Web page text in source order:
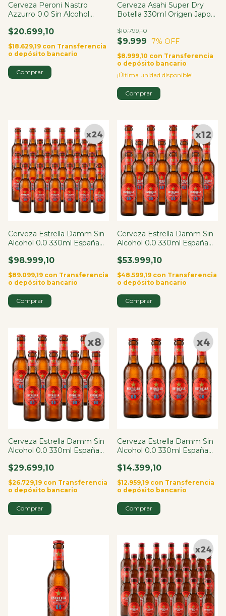
Cerveza Peroni Nastro
Azzurro 0.0 Sin Alcohol
$20.699,10
$18.629,19 con Transferencia
o depósito bancario
Cerveza Asahi Super Dry
Botella 330ml Origen Japon
$9.999
$10.799,10
7% OFF
$8.999,10 con Transferencia
o depósito bancario
¡Última unidad disponible!
Cerveza Estrella Damm Sin
Alcohol 0.0 330ml España
$98.999,10
$89.099,19 con Transferencia
o depósito bancario
Cerveza Estrella Damm Sin
Alcohol 0.0 330ml España
$53.999,10
$48.599,19 con Transferencia
o depósito bancario
Cerveza Estrella Damm Sin
Alcohol 0.0 330ml España
$29.699,10
$26.729,19 con Transferencia
o depósito bancario
Cerveza Estrella Damm Sin
Alcohol 0.0 330ml España
$14.399,10
$12.959,19 con Transferencia
o depósito bancario